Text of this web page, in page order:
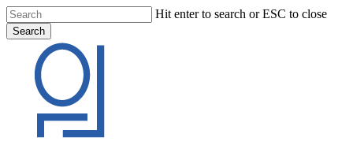
Skip
to
main
content
Hit enter to search or ESC to close
Search
Search